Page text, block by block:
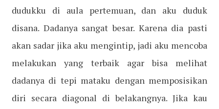
dudukku di aula pertemuan, dan aku duduk
disana. Dadanya sangat besar. Karena dia pasti
akan sadar jika aku mengintip, jadi aku mencoba
melakukan yang terbaik agar bisa melihat
dadanya di tepi mataku dengan memposisikan
diri secara diagonal di belakangnya. Jika kau